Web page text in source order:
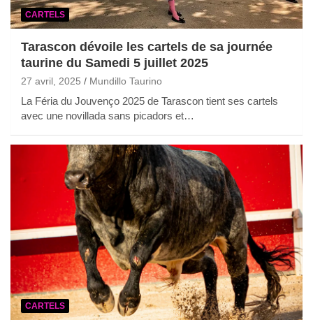
CARTELS
Tarascon dévoile les cartels de sa journée
taurine du Samedi 5 juillet 2025
27 avril, 2025 Mundillo Taurino
La Féria du Jouvenço 2025 de Tarascon tient ses cartels
avec une novillada sans picadors et…
CARTELS